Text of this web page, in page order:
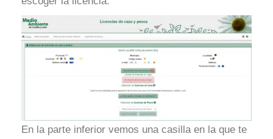
En la parte inferior vemos una casilla en la que te